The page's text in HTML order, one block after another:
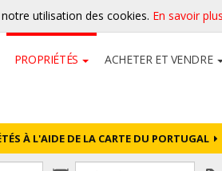
utilisation des cookies. En savoir plus
PROPRIÉTÉS ACHETER ET VENDRE
À L'AIDE DE LA CARTE DU PORTUGAL